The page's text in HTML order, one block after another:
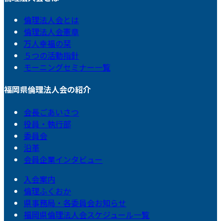
倫理法人会とは
倫理法人会憲章
万人幸福の栞
５つの活動指針
モーニングセミナー一覧
福岡県倫理法人会の紹介
会長ごあいさつ
役員・執行部
委員会
沿革
会員企業インタビュー
入会案内
倫理ふくおか
県事務局・各委員会お知らせ
福岡県倫理法人会スケジュール一覧